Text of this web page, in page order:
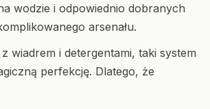
wodzie i odpowiednio dobranych
arsenału.
wiadrem i detergentami, taki system
perfekcję. Dlatego, że